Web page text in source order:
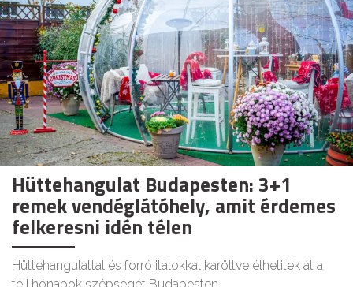
Hüttehangulat Budapesten: 3+1
remek vendéglátóhely, amit érdemes
felkeresni idén télen
Hüttehangulattal és forró italokkal karöltve élhetitek át a
téli hónapok szépségét Budapesten.